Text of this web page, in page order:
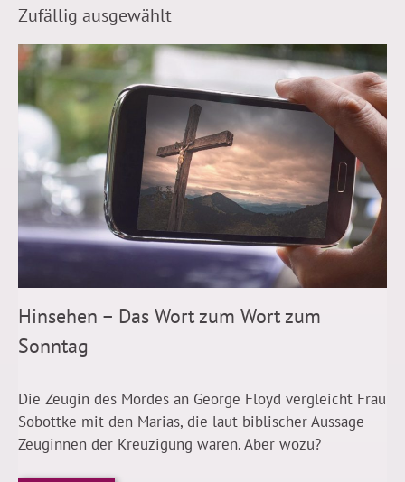
Zufällig ausgewählt
Hinsehen – Das Wort zum Wort zum
Sonntag
Die Zeugin des Mordes an George Floyd vergleicht Frau
Sobottke mit den Marias, die laut biblischer Aussage
Zeuginnen der Kreuzigung waren. Aber wozu?